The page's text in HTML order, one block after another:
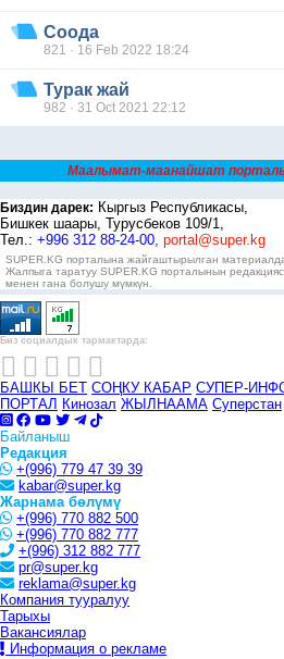
Соода
821 · 16 Feb 2022 18:24
Турак жай
982 · 31 Oct 2021 22:12
Маалымат-маанайшат
Биздин дарек: Кыргыз Республикасы,
Бишкек шаары, Турусбеков 109/1,
Тел.: +996 312 88-24-00, portal@super.kg
SUPER.KG порталына жайгаштырылган
Жалпыга таратуу SUPER.KG порталынын
менен гана болушу мүмкүн.
Биз социалдык тармактарда:
БАШКЫ БЕТ СОҢКУ КАБАР СУПЕР-
ПОРТАЛ Кинозал ЖЫЛНААМА Суперстан
Байланыш
Редакция
+(996) 779 47 39 39
kabar@super.kg
Жарнама бөлүмү
+(996) 770 882 500
+(996) 770 882 777
+(996) 312 882 777
pr@super.kg
reklama@super.kg
Компания тууралуу
Тарыхы
Вакансиялар
Информация о рекламе